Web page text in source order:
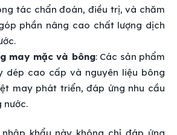
tác chẩn đoán, điều trị, và chăm
phần nâng cao chất lượng dịch
may mặc và bông: Các sản phẩm
dép cao cấp và nguyên liệu bông
may phát triển, đáp ứng nhu cầu
nước.